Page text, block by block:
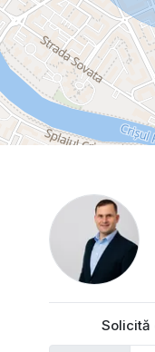
Solicită